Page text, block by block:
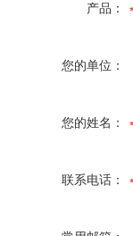
产品：
您的单位：
您的姓名：
联系电话：